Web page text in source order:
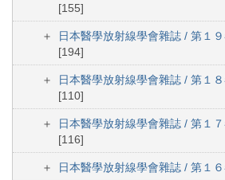
[155]
日本醫學放射線學會雜誌 / 第１
[194]
日本醫學放射線學會雜誌 / 第１
[110]
日本醫學放射線學會雜誌 / 第１
[116]
日本醫學放射線學會雜誌 / 第１